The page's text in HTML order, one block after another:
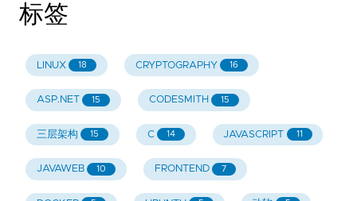
标签
LINUX 18 CRYPTOGRAPHY 16
ASP.NET 15 CODESMITH 15
三层架构 15 C 14 JAVASCRIPT 11
JAVAWEB 10 FRONTEND 7